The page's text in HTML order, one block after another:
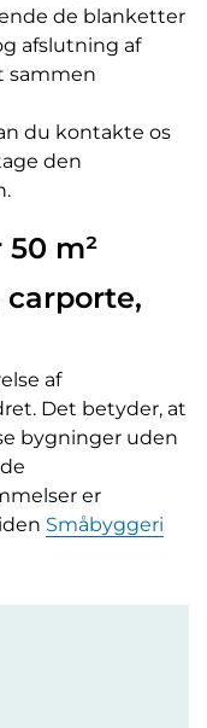
de blanketter
afslutning af
sammen
du kontakte os
den
m²
carporte,
af
Det betyder, at
bygninger uden
er
Småbyggeri